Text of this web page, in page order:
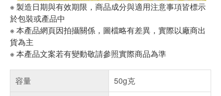
※ 製造日期與有效期限，商品成分與適用注意事項皆標示
於包裝或產品中
※ 本產品網頁因拍攝關係，圖檔略有差異，實際以廠商出
貨為主
※ 本產品文案若有變動敬請參照實際商品為準
容量
50g克